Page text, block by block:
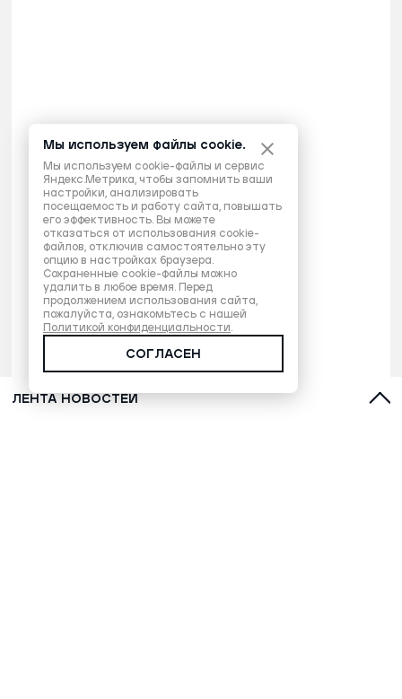
ЛЕНТА НОВОСТЕЙ
Мы используем файлы cookie.
Мы используем cookie-файлы и сервис
Яндекс.Метрика, чтобы запомнить ваши
настройки, анализировать
посещаемость и работу сайта, повышать
его эффективность. Вы можете
отказаться от использования cookie-
файлов, отключив самостоятельно эту
опцию в настройках браузера.
Сохраненные cookie-файлы можно
удалить в любое время. Перед
продолжением использования сайта,
пожалуйста, ознакомьтесь с нашей
Политикой конфиденциальности.
СОГЛАСЕН